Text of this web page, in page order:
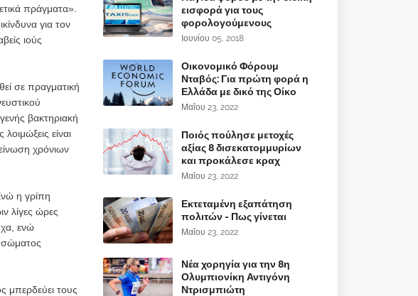
πράγματα».
για τον
ιούς
σε πραγματική
βακτηριακή
είναι
χρόνιων
η γρίπη
λίγες ώρες
ενώ
σώματος
μπερδεύει τους
εισφορά για τους
φορολογούμενους
Ιουνίου 05, 2018
Οικονομικό Φόρουμ
Νταβός: Για πρώτη φορά η
Ελλάδα με δικό της Οίκο
Μαΐου 23, 2022
Ποιός πούλησε μετοχές
αξίας 8 δισεκατομμυρίων
και προκάλεσε κραχ
Μαΐου 23, 2022
Εκτεταμένη εξαπάτηση
πολιτών - Πως γίνεται
Μαΐου 23, 2022
Νέα χορηγία για την 8η
Ολυμπιονίκη Αντιγόνη
Ντρισμπιώτη